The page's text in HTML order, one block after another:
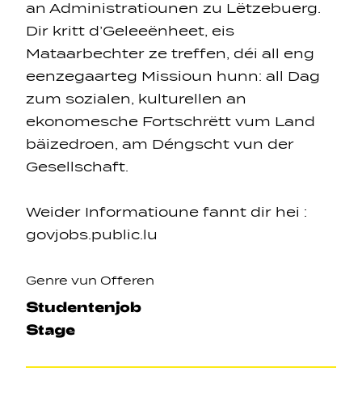
Gérer les cookies
an Administratiounen zu Lëtzebuerg.
Dir kritt d’Geleeënheet, eis
Mataarbechter ze treffen, déi all eng
eenzegaarteg Missioun hunn: all Dag
zum sozialen, kulturellen an
ekonomesche Fortschrëtt vum Land
bäizedroen, am Déngscht vun der
Gesellschaft.
Weider Informatioune fannt dir hei :
govjobs.public.lu
Genre vun Offeren
Studentenjob
Stage